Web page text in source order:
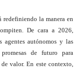
la manera en
De cara a 2026,
autónomos y las
de futuro para
valor. En este contexto,